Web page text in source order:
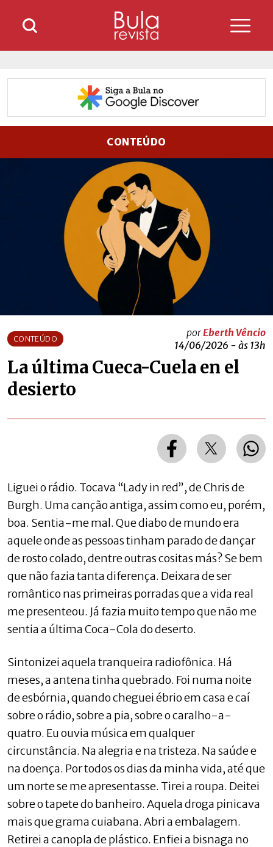
CONTEÚDO
CONTEÚDO
porEberth Vêncio
14/06/2026 - às 13h
La última Cueca-Cuela en el
desierto
Liguei o rádio. Tocava “Lady in red”, de Chris de
Burgh. Uma canção antiga, assim como eu, porém,
boa. Sentia-me mal. Que diabo de mundo era
aquele onde as pessoas tinham parado de dançar
de rosto colado, dentre outras cositas más? Se bem
que não fazia tanta diferença. Deixara de ser
romântico nas primeiras porradas que a vida real
me presenteou. Já fazia muito tempo que não me
sentia a última Coca-Cola do deserto.
Sintonizei aquela tranqueira radiofônica. Há
meses, a antena tinha quebrado. Foi numa noite
de esbórnia, quando cheguei ébrio em casa e caí
sobre o rádio, sobre a pia, sobre o caralho-a-
quatro. Eu ouvia música em qualquer
circunstância. Na alegria e na tristeza. Na saúde e
na doença. Por todos os dias da minha vida, até que
um norte se me apresentasse. Tirei a roupa. Deitei
sobre o tapete do banheiro. Aquela droga pinicava
mais que grama cuiabana. Abri a embalagem.
Retirei a canopla de plástico. Enfiei a bisnaga no